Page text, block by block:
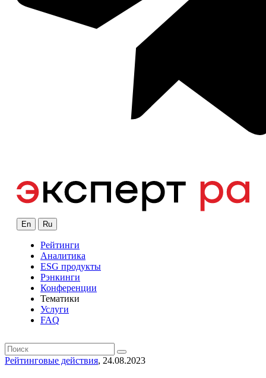
En Ru
Рейтинги
Аналитика
ESG продукты
Рэнкинги
Конференции
Тематики
Услуги
FAQ
Рейтинговые действия, 24.08.2023